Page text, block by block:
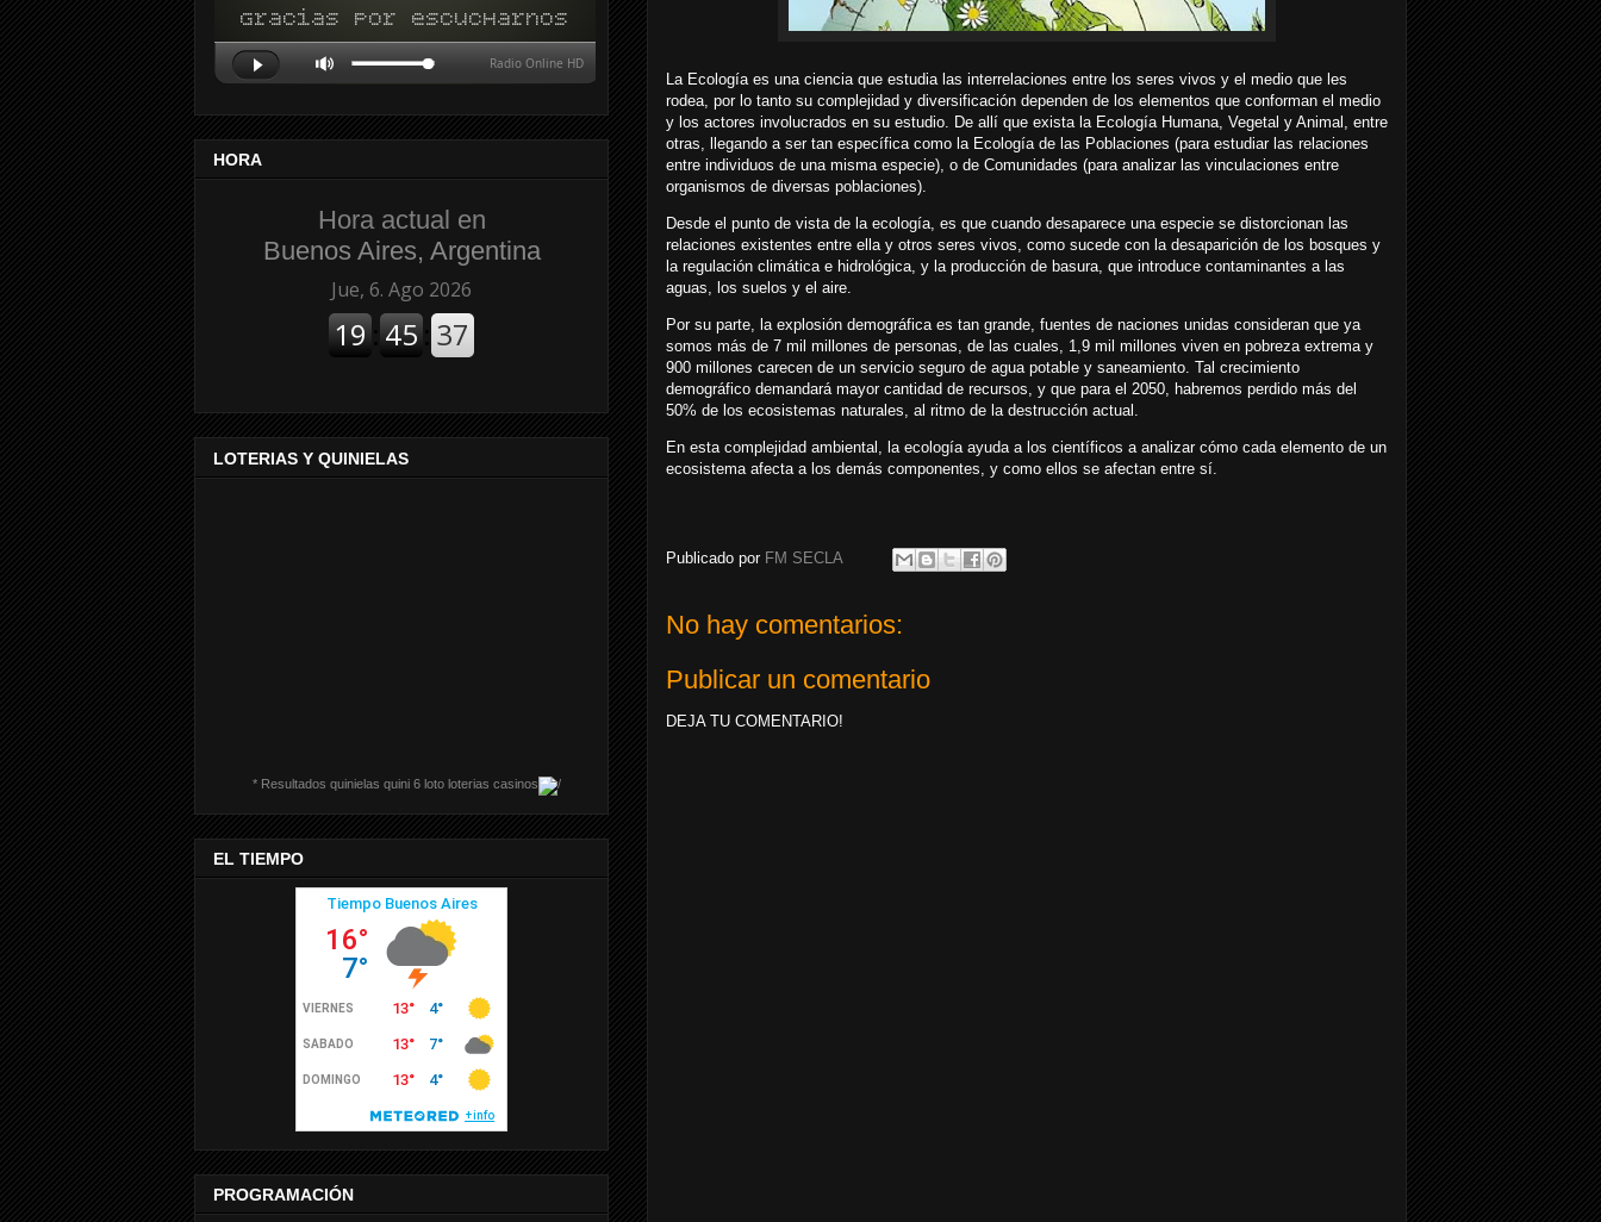
La Ecología es una ciencia que estudia las interrelaciones entre los seres vivos y el medio que les
rodea, por lo tanto su complejidad y diversificación dependen de los elementos que conforman el medio
y los actores involucrados en su estudio. De allí que exista la Ecología Humana, Vegetal y Animal, entre
otras, llegando a ser tan específica como la Ecología de las Poblaciones (para estudiar las relaciones
entre individuos de una misma especie), o de Comunidades (para analizar las vinculaciones entre
organismos de diversas poblaciones).
Desde el punto de vista de la ecología, es que cuando desaparece una especie se distorcionan las
relaciones existentes entre ella y otros seres vivos, como sucede con la desaparición de los bosques y
la regulación climática e hidrológica, y la producción de basura, que introduce contaminantes a las
aguas, los suelos y el aire.
Por su parte, la explosión demográfica es tan grande, fuentes de naciones unidas consideran que ya
somos más de 7 mil millones de personas, de las cuales, 1,9 mil millones viven en pobreza extrema y
900 millones carecen de un servicio seguro de agua potable y saneamiento. Tal crecimiento
demográfico demandará mayor cantidad de recursos, y que para el 2050, habremos perdido más del
50% de los ecosistemas naturales, al ritmo de la destrucción actual.
En esta complejidad ambiental, la ecología ayuda a los científicos a analizar cómo cada elemento de un
ecosistema afecta a los demás componentes, y como ellos se afectan entre sí.
Publicado por FM SECLA
No hay comentarios:
Publicar un comentario
DEJA TU COMENTARIO!
HORA
Hora actual en
Buenos Aires, Argentina
LOTERIAS Y QUINIELAS
* Resultados quinielas quini 6 loto loterias casinos
EL TIEMPO
PROGRAMACIÓN